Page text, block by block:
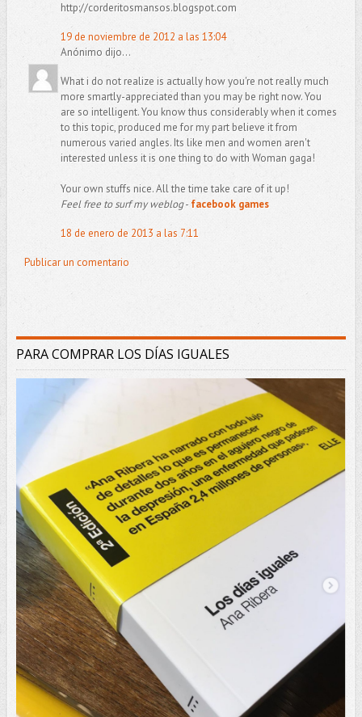
http://corderitosmansos.blogspot.com
19 de noviembre de 2012 a las 13:04
Anónimo dijo...
What i do not realize is actually how you're not really much
more smartly-appreciated than you may be right now. You
are so intelligent. You know thus considerably when it comes
to this topic, produced me for my part believe it from
numerous varied angles. Its like men and women aren't
interested unless it is one thing to do with Woman gaga!
Your own stuffs nice. All the time take care of it up!
Feel free to surf my weblog- facebook games
18 de enero de 2013 a las 7:11
Publicar un comentario
PARA COMPRAR LOS DÍAS IGUALES